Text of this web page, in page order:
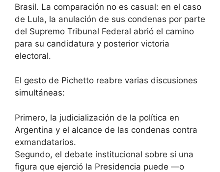
Brasil. La comparación no es casual: en el caso
de Lula, la anulación de sus condenas por parte
del Supremo Tribunal Federal abrió el camino
para su candidatura y posterior victoria
electoral.
El gesto de Pichetto reabre varias discusiones
simultáneas:
Primero, la judicialización de la política en
Argentina y el alcance de las condenas contra
exmandatarios.
Segundo, el debate institucional sobre si una
figura que ejerció la Presidencia puede —o